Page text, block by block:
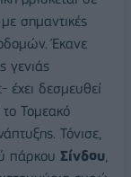
σημαντικές
Έκανε
γενιάς
έχει δεσμευθεί
Τομεακό
Τόνισε,
πάρκου Σίνδου